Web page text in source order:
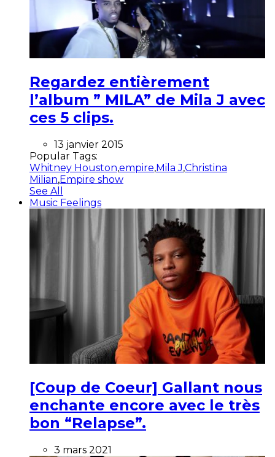
Regardez entièrement
l’album ” MILA” de Mila J avec
ces 5 clips.
13 janvier 2015
Popular Tags:
Whitney Houston,empire,Mila J,Christina
Milian,Empire show
See All
Music Feelings
[Coup de Coeur] Gallant nous
enchante encore avec le très
bon “Relapse”.
3 mars 2021